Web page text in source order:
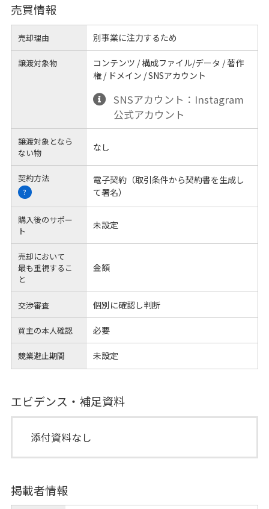
売買情報
売却理由 別事業に注力するため
譲渡対象物
コンテンツ / 構成ファイル/データ / 著作
権 / ドメイン / SNSアカウント
SNSアカウント：Instagram
公式アカウント
譲渡対象となら
ない物
なし
契約方法
?
電子契約（取引条件から契約書を生成し
て署名）
購入後のサポー
ト
未設定
売却において
最も重視するこ
と
金額
交渉審査 個別に確認し判断
買主の本人確認 必要
競業避止期間 未設定
エビデンス・補足資料
添付資料なし
掲載者情報